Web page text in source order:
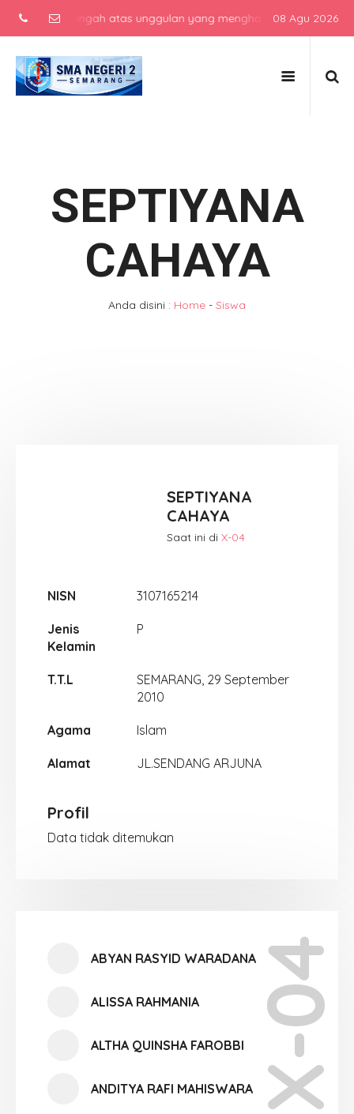
menengah atas unggulan yang menghasilkan lulusan
08 Agu 2026
SEPTIYANA
CAHAYA
Anda disini : Home - Siswa
SEPTIYANA
CAHAYA
Saat ini diX-04
NISN 3107165214
Jenis
Kelamin
P
T.T.L
SEMARANG, 29 September
2010
Agama Islam
Alamat JL.SENDANG ARJUNA
Profil
Data tidak ditemukan
X-04
ABYAN RASYID WARADANA
ALISSA RAHMANIA
ALTHA QUINSHA FAROBBI
ANDITYA RAFI MAHISWARA